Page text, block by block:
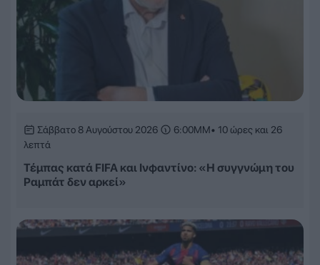
Σάββατο 8 Αυγούστου 2026 6:00ΜΜ• 10 ώρες και 26
λεπτά
Τέμπας κατά FIFA και Ινφαντίνο: «Η συγγνώμη του
Ραμπάτ δεν αρκεί»